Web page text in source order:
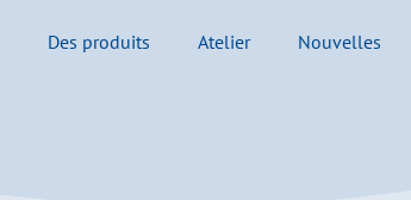
Des produits Atelier Nouvelles